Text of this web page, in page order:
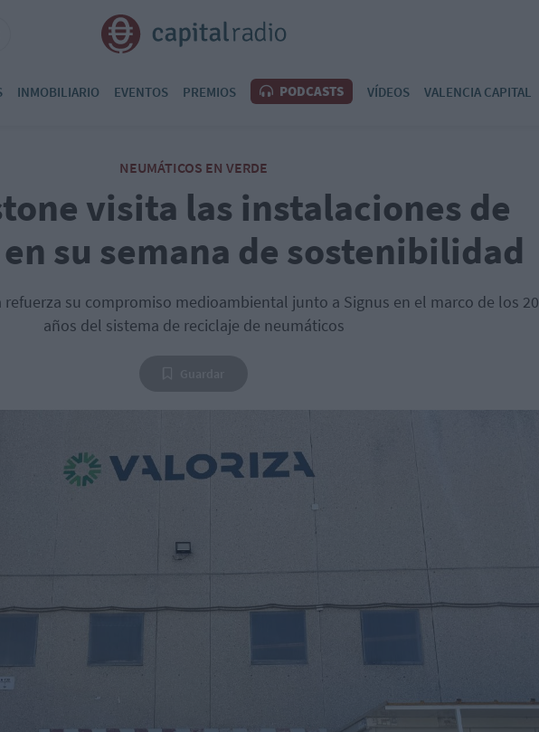
INMOBILIARIO EVENTOS PREMIOS PODCASTS VÍDEOS VALENCIA CAPITAL
NEUMÁTICOS EN VERDE
visita las instalaciones de
su semana de sostenibilidad
refuerza su compromiso medioambiental junto a Signus en el marco de los 20
años del sistema de reciclaje de neumáticos